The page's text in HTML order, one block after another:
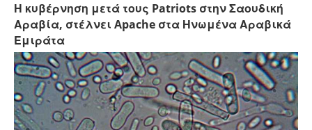
Η κυβέρνηση μετά τους Patriots στην Σαουδική
Αραβία, στέλνει Apache στα Ηνωμένα Αραβικά
Εμιράτα